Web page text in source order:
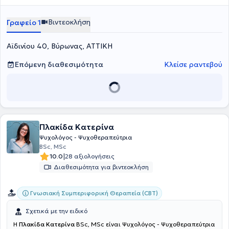
συμπτώματα, δυσκολίες στις διαπροσωπικές σχέσεις,
αυτοεκτίμηση και αυτογνωσία, τραύμα και υποστήριξη σε
Γραφείο 1 Βιντεοκλήση
Αϊδινίου 40, Βύρωνας, ΑΤΤΙΚΗ
Επόμενη διαθεσιμότητα
Κλείσε ραντεβού
Πλακίδα Κατερίνα
Ψυχολόγος - Ψυχοθεραπεύτρια
BSc, MSc
10.0|28 αξιολογήσεις
Διαθεσιμότητα για βιντεοκλήση
Γνωσιακή Συμπεριφορική Θεραπεία (CBT)
Σχετικά με την ειδικό
Η Πλακίδα Κατερίνα BSc, MSc είναι Ψυχολόγος - Ψυχοθεραπεύτρια